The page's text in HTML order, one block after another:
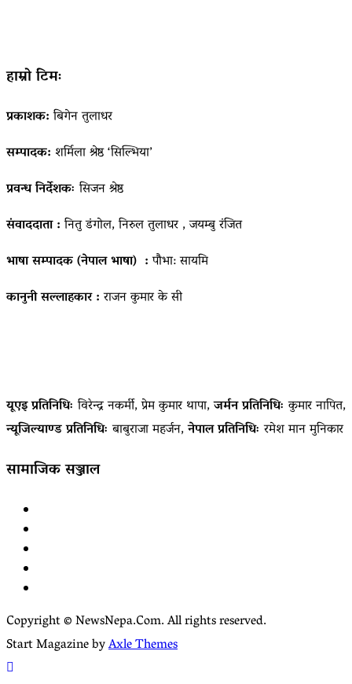
हाम्रो टिमः
प्रकाशक:बिगेन तुलाधर
सम्पादक: शर्मिला श्रेष्ठ ‘सिल्भिया’
प्रवन्ध निर्देशकःसिजन श्रेष्ठ
संवाददाता :नितु डंगोल, निरुल तुलाधर , जयम्बु रंजित
भाषा सम्पादक (नेपाल भाषा) :पौभा: सायमि
कानुनी सल्लाहकार :राजन कुमार के सी
यूएइ प्रतिनिधिः विरेन्द्र नकर्मी, प्रेम कुमार थापा,जर्मन प्रतिनिधिः कुमार नापित,
न्यूजिल्याण्ड प्रतिनिधिः बाबुराजा महर्जन,नेपाल प्रतिनिधिः रमेश मान मुनिकार
सामाजिक सञ्जाल
Copyright © NewsNepa.Com. All rights reserved.
Start Magazine byAxle Themes